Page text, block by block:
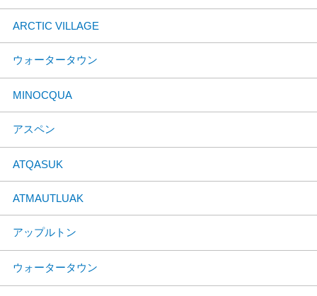
ARCTIC VILLAGE
ウォータータウン
MINOCQUA
アスペン
ATQASUK
ATMAUTLUAK
アップルトン
ウォータータウン